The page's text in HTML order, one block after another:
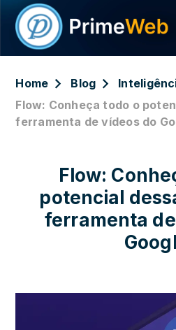
Home Blog
Flow: Conheça todo o
ferramenta de vídeos do
Flow:
potencial
ferramenta